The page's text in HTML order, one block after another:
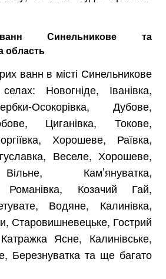
ванн Синельникове та
область
ванн в місті Синельникове
Новогніде, Іванівка,
Осокорівка, Дубове,
Циганівка, Токове,
Хорошеве, Раївка,
Веселе, Хорошеве,
Кам’януватка,
Романівка, Козачий Гай,
Водяне, Калинівка,
Старовишневецьке, Гострий
Ясне, Калинівське,
Березнуватка та ще багато